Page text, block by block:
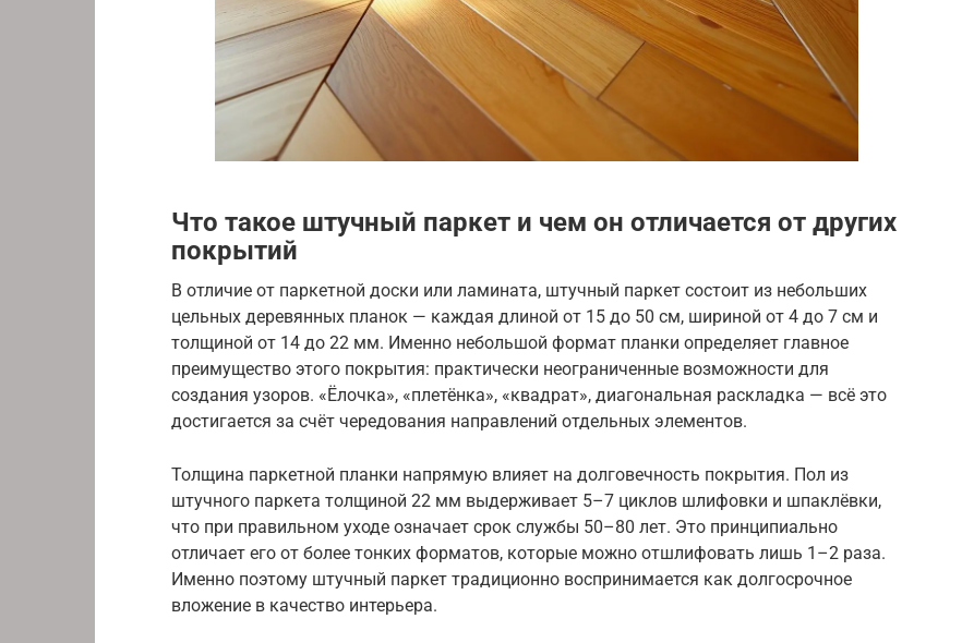
Что такое штучный паркет и чем он отличается от других
покрытий
В отличие от паркетной доски или ламината, штучный паркет состоит из небольших
цельных деревянных планок — каждая длиной от 15 до 50 см, шириной от 4 до 7 см и
толщиной от 14 до 22 мм. Именно небольшой формат планки определяет главное
преимущество этого покрытия: практически неограниченные возможности для
создания узоров. «Ёлочка», «плетёнка», «квадрат», диагональная раскладка — всё это
достигается за счёт чередования направлений отдельных элементов.
Толщина паркетной планки напрямую влияет на долговечность покрытия. Пол из
штучного паркета толщиной 22 мм выдерживает 5–7 циклов шлифовки и шпаклёвки,
что при правильном уходе означает срок службы 50–80 лет. Это принципиально
отличает его от более тонких форматов, которые можно отшлифовать лишь 1–2 раза.
Именно поэтому штучный паркет традиционно воспринимается как долгосрочное
вложение в качество интерьера.